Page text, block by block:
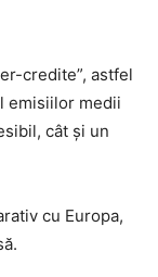
credite”, astfel
emisiilor medii
cât și un
cu Europa,